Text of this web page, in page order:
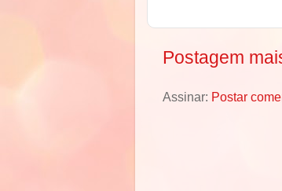
Postagem
Assinar: Postar